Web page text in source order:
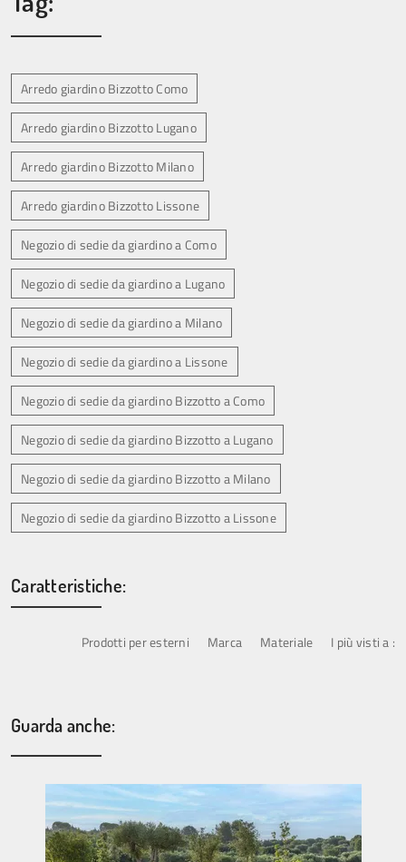
Arredo giardino Bizzotto Como
Arredo giardino Bizzotto Lugano
Arredo giardino Bizzotto Milano
Arredo giardino Bizzotto Lissone
Negozio di sedie da giardino a Como
Negozio di sedie da giardino a Lugano
Negozio di sedie da giardino a Milano
Negozio di sedie da giardino a Lissone
Negozio di sedie da giardino Bizzotto a Como
Negozio di sedie da giardino Bizzotto a Lugano
Negozio di sedie da giardino Bizzotto a Milano
Negozio di sedie da giardino Bizzotto a Lissone
Caratteristiche:
Prodotti per esterni Marca Materiale I più visti a :
Guarda anche: